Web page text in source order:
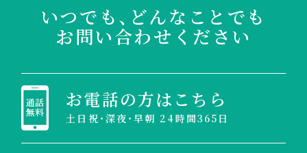
いつでも、どんなことでも
お問い合わせください
お電話の方はこちら
土日祝・深夜・早朝 24時間365日